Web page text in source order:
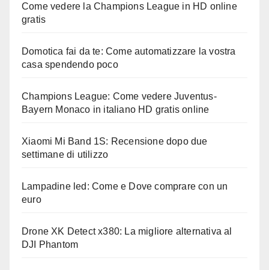
Come vedere la Champions League in HD online
gratis
Domotica fai da te: Come automatizzare la vostra
casa spendendo poco
Champions League: Come vedere Juventus-
Bayern Monaco in italiano HD gratis online
Xiaomi Mi Band 1S: Recensione dopo due
settimane di utilizzo
Lampadine led: Come e Dove comprare con un
euro
Drone XK Detect x380: La migliore alternativa al
DJI Phantom